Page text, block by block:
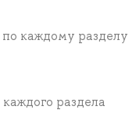
каждому разделу
раздела